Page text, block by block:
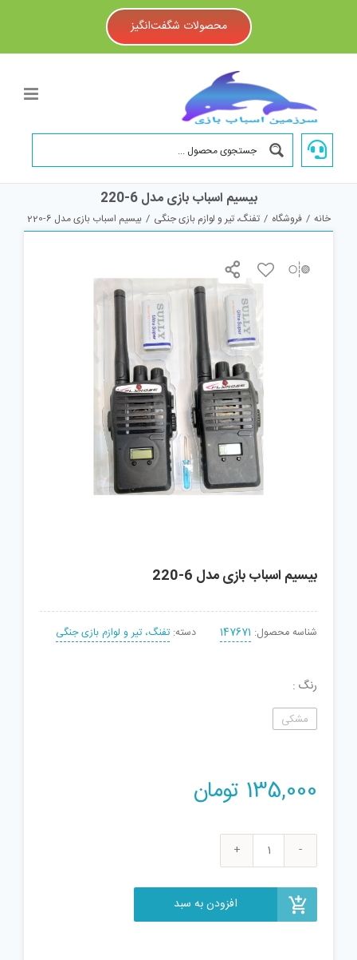
محصولات شگفت‌انگیز
بیسیم اسباب بازی مدل 6-220
خانه / فروشگاه / تفنگ، تیر و لوازم بازی جنگی / بیسیم اسباب بازی مدل 6-220
بیسیم اسباب بازی مدل 6-220
شناسه محصول: 147671 دسته: تفنگ، تیر و لوازم بازی جنگی
رنگ
مشکی
135,000 تومان
بیسیم
افزودن به سبد